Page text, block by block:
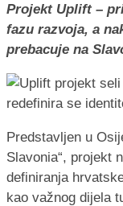
Projekt Uplift –
fazu razvoja, a
prebacuje na
Predstavljen u
Slavonia“, projekt
definiranja
kao važnog dijela